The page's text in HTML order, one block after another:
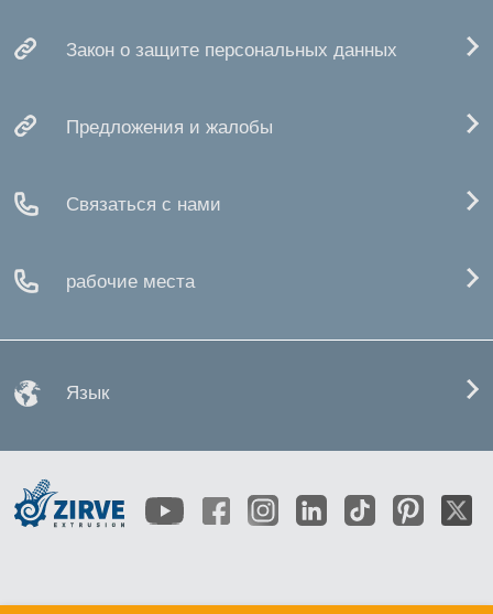
Закон о защите персональных данных
Предложения и жалобы
Связаться с нами
рабочие места
Язык